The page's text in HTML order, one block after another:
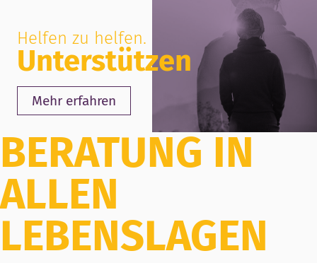
Helfen zu helfen.
Unterstützen
Mehr erfahren
BERATUNG IN
ALLEN
LEBENSLAGEN